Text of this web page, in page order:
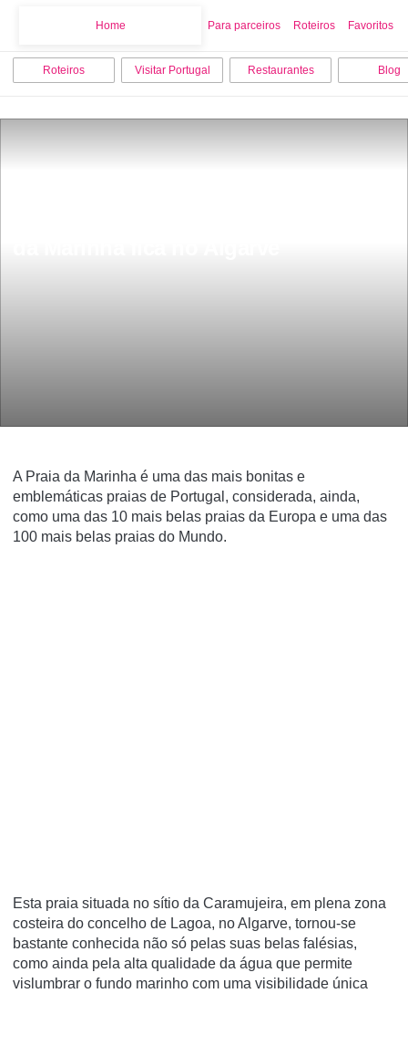
Home Para parceiros Roteiros Favoritos
Roteiros Visitar Portugal Restaurantes Blog
A Praia da Marinha é uma das mais bonitas e
emblemáticas praias de Portugal, considerada, ainda,
como uma das 10 mais belas praias da Europa e uma das
100 mais belas praias do Mundo.
Esta praia situada no sítio da Caramujeira, em plena zona
costeira do concelho de Lagoa, no Algarve, tornou-se
bastante conhecida não só pelas suas belas falésias,
como ainda pela alta qualidade da água que permite
vislumbrar o fundo marinho com uma visibilidade única